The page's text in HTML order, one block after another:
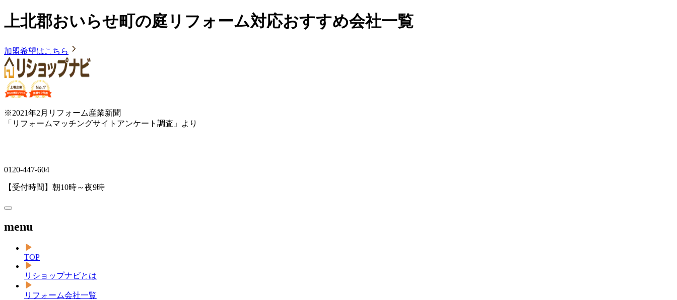
上北郡おいらせ町の庭リフォーム対応おすすめ会社一覧
加盟希望はこちら
※2021年2月リフォーム産業新聞
「リフォームマッチングサイトアンケート調査」より
0120-447-604
【受付時間】朝10時～夜9時
menu
TOP
リショップナビとは
リフォーム会社一覧